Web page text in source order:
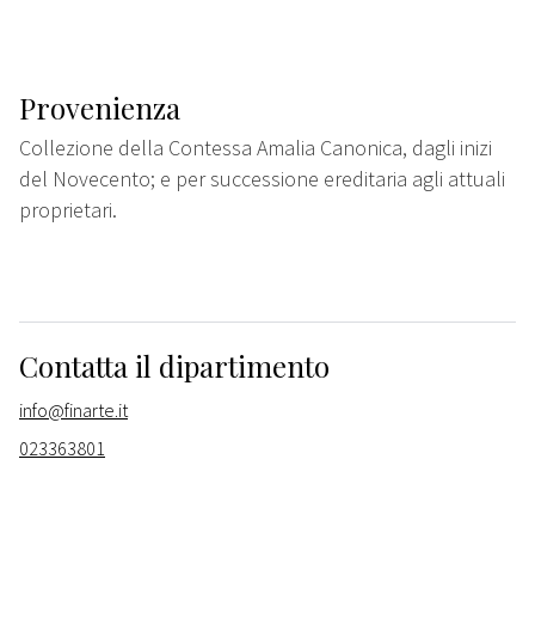
Provenienza
Collezione della Contessa Amalia Canonica, dagli inizi
del Novecento; e per successione ereditaria agli attuali
proprietari.
Contatta il dipartimento
info@finarte.it
023363801